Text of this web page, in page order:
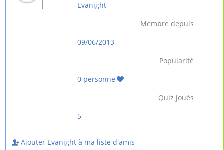
Evanight
Membre depuis
09/06/2013
Popularité
0 personne
Quiz joués
5
Ajouter Evanight à ma liste d'amis